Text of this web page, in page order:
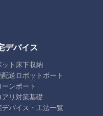
デバイス
ット床下収納
配送ロボットポート
ーンポート
アリ対策基礎
デバイス・工法一覧